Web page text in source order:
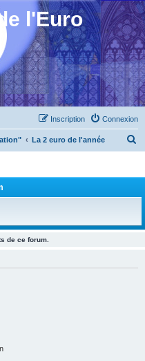
l'Euro
Connexion
Inscription
La 2 euro de l'année
de ce forum.